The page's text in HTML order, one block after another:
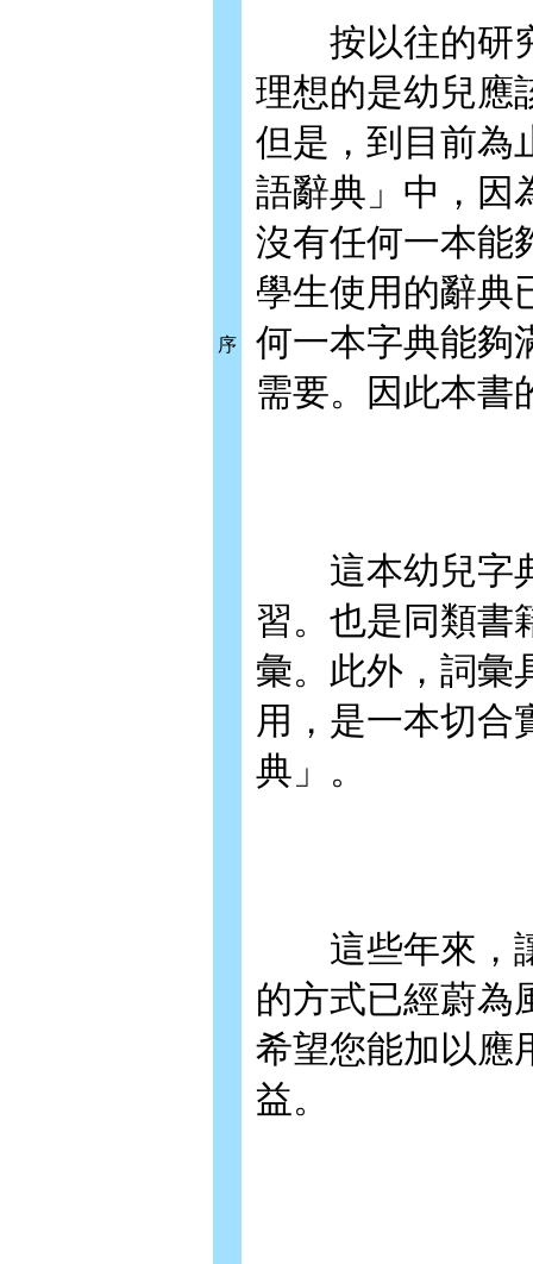
序
按以往的研究
理想的是幼兒應
但是，到目前為
語辭典」中，因
沒有任何一本能
學生使用的辭典
何一本字典能夠
需要。因此本書
這本幼兒字典
習。也是同類書
彙。此外，詞彙
用，是一本切合
典」。
這些年來，讓
的方式已經蔚為
希望您能加以應
益。